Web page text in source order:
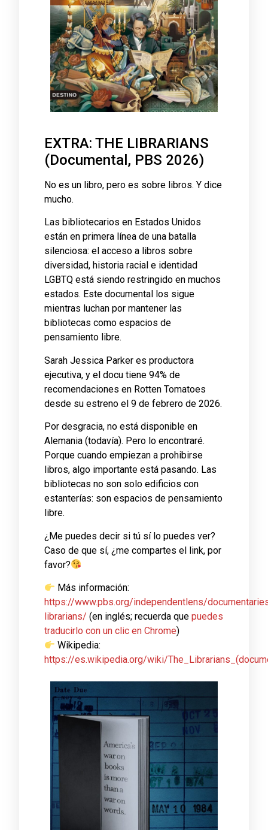
EXTRA: THE LIBRARIANS
(Documental, PBS 2026)
No es un libro, pero es sobre libros. Y dice
mucho.
Las bibliotecarios en Estados Unidos
están en primera línea de una batalla
silenciosa: el acceso a libros sobre
diversidad, historia racial e identidad
LGBTQ está siendo restringido en muchos
estados. Este documental los sigue
mientras luchan por mantener las
bibliotecas como espacios de
pensamiento libre.
Sarah Jessica Parker es productora
ejecutiva, y el docu tiene 94% de
recomendaciones en Rotten Tomatoes
desde su estreno el 9 de febrero de 2026.
Por desgracia, no está disponible en
Alemania (todavía). Pero lo encontraré.
Porque cuando empiezan a prohibirse
libros, algo importante está pasando. Las
bibliotecas no son solo edificios con
estanterías: son espacios de pensamiento
libre.
¿Me puedes decir si tú sí lo puedes ver?
Caso de que sí, ¿me compartes el link, por
favor?
Más información:
https://www.pbs.org/independentlens/
librarians/ (en inglés; recuerda que puedes
traducirlo con un clic en Chrome)
Wikipedia:
https://es.wikipedia.org/wiki/